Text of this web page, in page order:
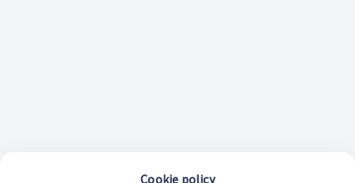
Cookie policy